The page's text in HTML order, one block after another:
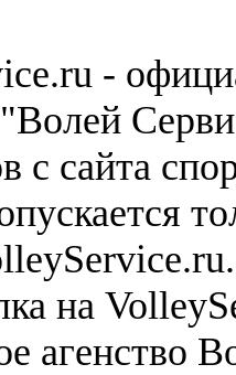
-
"Волей
с сайта
на
агенство